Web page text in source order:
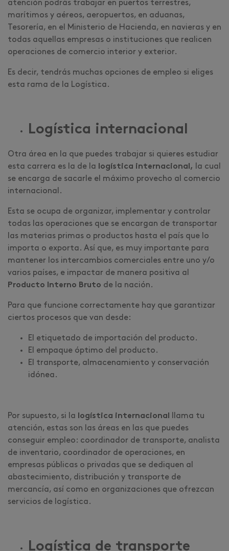
atención podrás trabajar en puertos terrestres,
marítimos y aéreos, aeropuertos, en aduanas,
Tesorería, en el Ministerio de Hacienda, en navieras y en
todas aquellas empresas o instituciones que realicen
operaciones de comercio interior y exterior.
Es decir, tendrás muchas opciones de empleo si eliges
esta rama de la Logística.
Logística internacional
Otra área en la que puedes trabajar si quieres estudiar
esta carrera es la de la
logística internacional,
la cual
se encarga de sacarle el máximo provecho al comercio
internacional.
Esta se ocupa de organizar, implementar y controlar
todas las operaciones que se encargan de transportar
las materias primas o productos hasta el país que lo
importa o exporta. Así que, es muy importante para
mantener los intercambios comerciales entre uno y/o
varios países, e impactar de manera positiva al
Producto Interno Bruto de la nación.
Para que funcione correctamente hay que garantizar
ciertos procesos que van desde:
El etiquetado de importación del producto.
El empaque óptimo del producto.
El transporte, almacenamiento y conservación
idónea.
Por supuesto, si la logística internacional
llama tu
atención, estas son las áreas en las que puedes
conseguir empleo: coordinador de transporte, analista
de inventario, coordinador de operaciones, en
empresas públicas o privadas que se dediquen al
abastecimiento, distribución y transporte de
mercancía, así como en organizaciones que ofrezcan
servicios de logística.
Logística de transporte